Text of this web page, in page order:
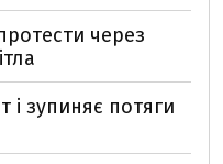
через
і зупиняє потяги